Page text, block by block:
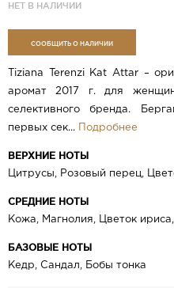
НЕТ В НАЛИЧИИ
СООБЩИТЬ О НАЛИЧИИ
Tiziana Terenzi Kat Attar –
аромат 2017 г. для
селективного бренда.
первых сек... Подробнее
ВЕРХНИЕ НОТЫ
Цитрусы, Розовый перец,
СРЕДНИЕ НОТЫ
Кожа, Магнолия, Цветок
БАЗОВЫЕ НОТЫ
Кедр, Сандал, Бобы тонка